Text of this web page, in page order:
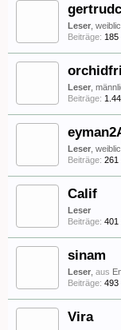
Leser ,
Beiträge: 185
Leser ,
Beiträge:
Leser ,
Beiträge: 261
Calif
Leser
Beiträge: 401
sinam
Leser aus
Beiträge: 493
Vira